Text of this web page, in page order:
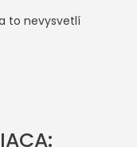
to nevysvetlí